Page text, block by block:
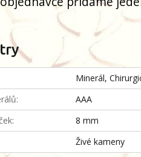
Minerál,
AAA
8 mm
Živé kameny